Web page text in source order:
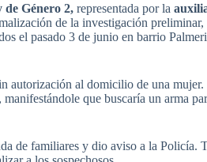
Género 2, representada por la
de la investigación
el pasado 3 de junio en barrio
autorización al domicilio de una
que buscaría un arma
de familiares y dio aviso a la Policía.